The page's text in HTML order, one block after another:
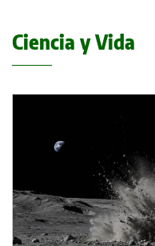
Ciencia y Vida